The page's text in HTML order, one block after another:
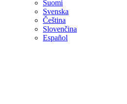
Suomi
Svenska
Čeština
Slovenčina
Español